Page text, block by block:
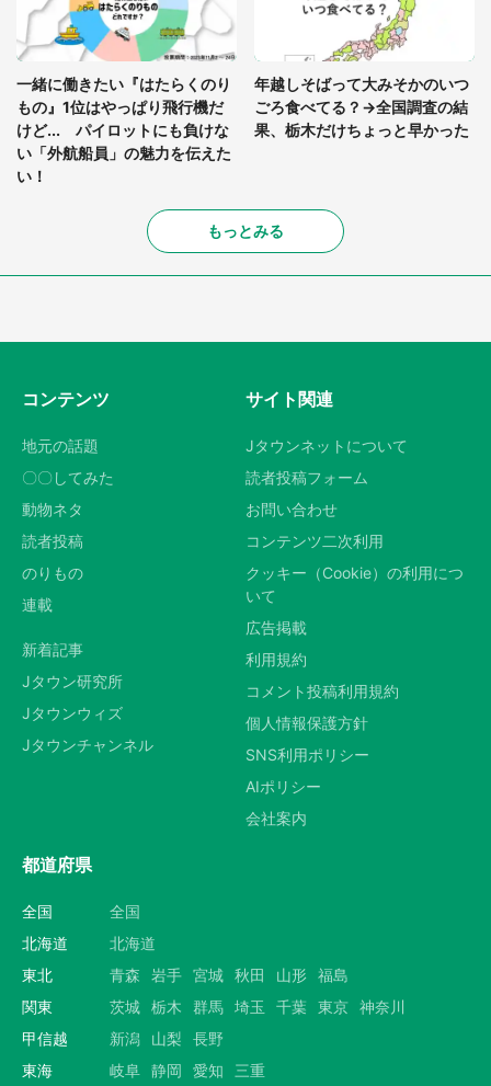
一緒に働きたい『はたらくのり
もの』1位はやっぱり飛行機だ
けど... パイロットにも負けな
い「外航船員」の魅力を伝えた
い！
年越しそばって大みそかのいつ
ごろ食べてる？→全国調査の結
果、栃木だけちょっと早かった
もっとみる
コンテンツ
地元の話題
〇〇してみた
動物ネタ
読者投稿
のりもの
連載
新着記事
Jタウン研究所
Jタウンウィズ
Jタウンチャンネル
サイト関連
Jタウンネットについて
読者投稿フォーム
お問い合わせ
コンテンツ二次利用
クッキー（Cookie）の利用につ
いて
広告掲載
利用規約
コメント投稿利用規約
個人情報保護方針
SNS利用ポリシー
AIポリシー
会社案内
都道府県
全国
全国
北海道
北海道
東北
青森 岩手 宮城 秋田 山形 福島
関東
茨城 栃木 群馬 埼玉 千葉 東京 神奈川
甲信越
新潟 山梨
長野
東海
岐阜 静岡 愛知 三重